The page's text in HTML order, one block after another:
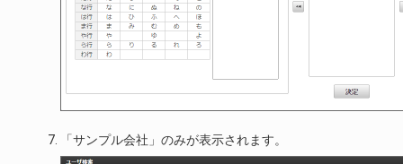
「サンプル会社」のみが表示されます。